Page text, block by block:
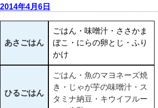
2014年4月6日
あさごはん
ごはん・味噌汁・ささかま
ぼこ・にらの卵とじ・ふり
かけ
ひるごはん
ごはん・魚のマヨネーズ焼
き・じゃが芋の味噌汁・ス
タミナ納豆・キウイフルー